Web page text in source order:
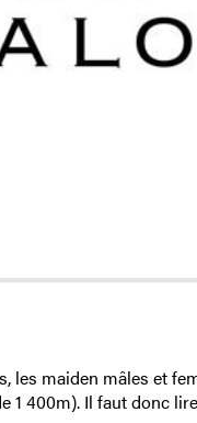
les maiden mâles et
1 400m). Il faut donc